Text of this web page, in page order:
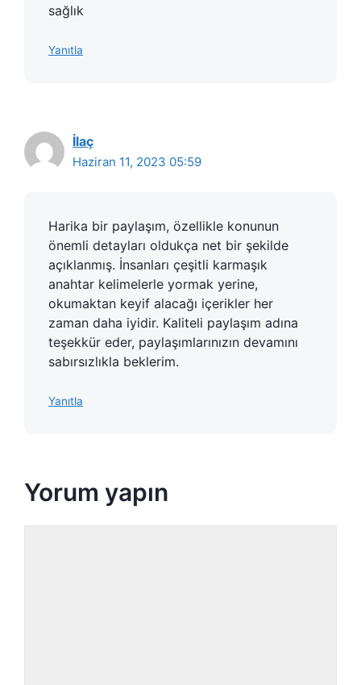
sağlık
Yanıtla
İlaç
Haziran 11, 2023 05:59
Harika bir paylaşım, özellikle konunun
önemli detayları oldukça net bir şekilde
açıklanmış. İnsanları çeşitli karmaşık
anahtar kelimelerle yormak yerine,
okumaktan keyif alacağı içerikler her
zaman daha iyidir. Kaliteli paylaşım adına
teşekkür eder, paylaşımlarınızın devamını
sabırsızlıkla beklerim.
Yanıtla
Yorum yapın